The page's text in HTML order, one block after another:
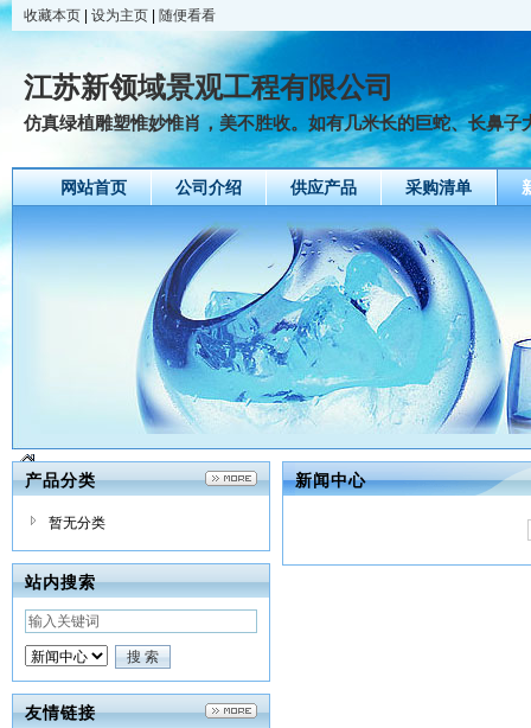
收藏本页 设为主页 随便看看
江苏新领域景观工程有限公司
仿真绿植雕塑惟妙惟肖，美不胜收。如有几米长的巨蛇、长鼻子
网站首页 公司介绍 供应产品 采购清单
产品分类
暂无分类
站内搜索
友情链接
新闻中心